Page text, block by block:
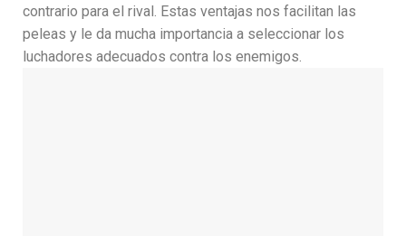
contrario para el rival. Estas ventajas nos facilitan las
peleas y le da mucha importancia a seleccionar los
luchadores adecuados contra los enemigos.